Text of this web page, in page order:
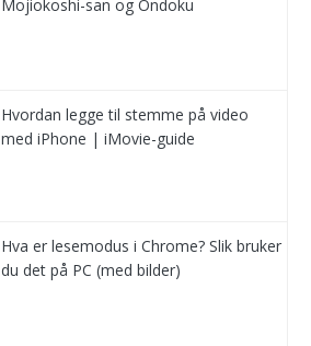
Mojiokoshi-san og Ondoku
Hvordan legge til stemme på video
med iPhone | iMovie-guide
Hva er lesemodus i Chrome? Slik bruker
du det på PC (med bilder)